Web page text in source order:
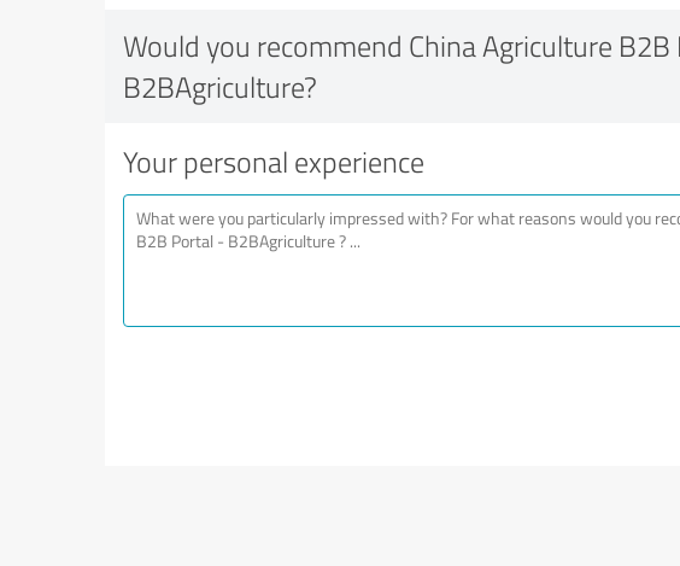
Would you recommend China Agriculture
B2BAgriculture?
Your personal experience